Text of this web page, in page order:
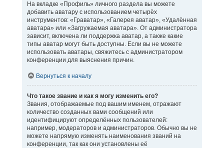
На вкладке «Профиль» личного раздела вы можете
добавить аватару с использованием четырёх
инструментов: «Граватар», «Галерея аватар», «Удалённая
аватара» или «Загружаемая аватара». От администратора
зависит, включена ли поддержка аватар, а также какие
типы аватар могут быть доступны. Если вы не можете
использовать аватары, свяжитесь с администратором
конференции для выяснения причин.
Вернуться к началу
Что такое звание и как я могу изменить его?
Звания, отображаемые под вашим именем, отражают
количество созданных вами сообщений или
идентифицируют определённых пользователей:
например, модераторов и администраторов. Обычно вы не
можете напрямую изменять наименования званий на
конференции, так как они установлены её